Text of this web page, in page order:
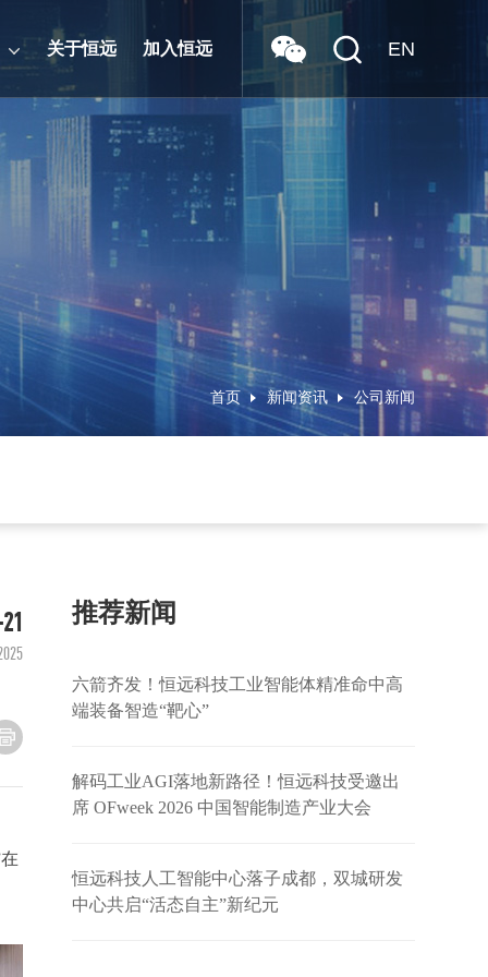
EN
关于恒远 加入恒远
首页 新闻资讯 公司新闻
推荐新闻
六箭齐发！恒远科技工业智能体精准命中高
端装备智造“靶心”
解码工业AGI落地新路径！恒远科技受邀出
席 OFweek 2026 中国智能制造产业大会
恒远科技人工智能中心落子成都，双城研发
中心共启“活态自主”新纪元